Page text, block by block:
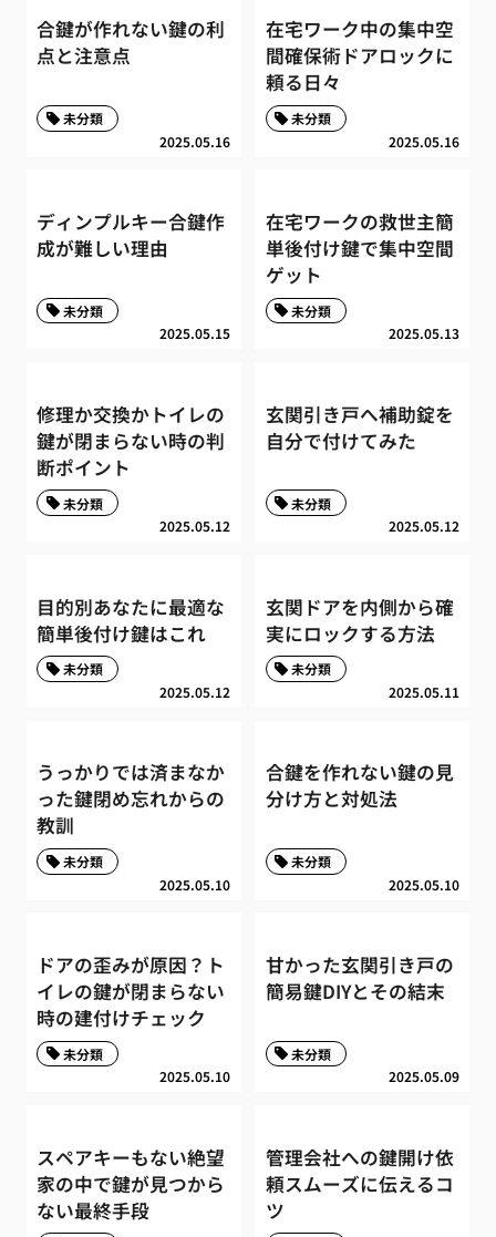
合鍵が作れない鍵の利
点と注意点
2025.05.16
未分類
在宅ワーク中の集中空
間確保術ドアロックに
頼る日々
2025.05.16
未分類
ディンプルキー合鍵作
成が難しい理由
2025.05.15
未分類
在宅ワークの救世主簡
単後付け鍵で集中空間
ゲット
2025.05.13
未分類
修理か交換かトイレの
鍵が閉まらない時の判
断ポイント
2025.05.12
未分類
玄関引き戸へ補助錠を
自分で付けてみた
2025.05.12
未分類
目的別あなたに最適な
簡単後付け鍵はこれ
2025.05.12
未分類
玄関ドアを内側から確
実にロックする方法
2025.05.11
未分類
うっかりでは済まなか
った鍵閉め忘れからの
教訓
2025.05.10
未分類
合鍵を作れない鍵の見
分け方と対処法
2025.05.10
未分類
ドアの歪みが原因？ト
イレの鍵が閉まらない
時の建付けチェック
2025.05.10
未分類
甘かった玄関引き戸の
簡易鍵DIYとその結末
2025.05.09
未分類
スペアキーもない絶望
家の中で鍵が見つから
ない最終手段
管理会社への鍵開け依
頼スムーズに伝えるコ
ツ